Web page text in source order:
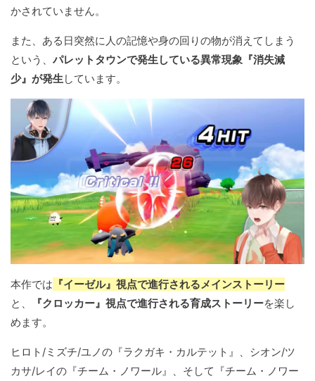
かされていません。
また、ある日突然に人の記憶や身の回りの物が消えてしまう
という、 パレットタウンで発生している異常現象『消失減
少』が発生しています。
本作では 『イーゼル』視点で進行されるメインストーリー
と、
『クロッカー』視点で進行される育成ストーリーを楽し
めます。
ヒロト/ミズチ/ユノの『ラクガキ・カルテット』、シオン/ツ
カサ/レイの『チーム・ノワール』、そして『チーム・ノワー